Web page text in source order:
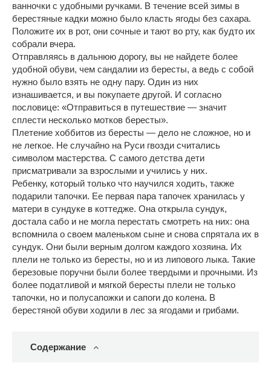
ванночки с удобными ручками. В течение всей зимы в
берестяные кадки можно было класть ягоды без сахара.
Положите их в рот, они сочные и тают во рту, как будто их
собрали вчера.
Отправляясь в дальнюю дорогу, вы не найдете более
удобной обуви, чем сандалии из бересты, а ведь с собой
нужно было взять не одну пару. Один из них
изнашивается, и вы покупаете другой. И согласно
пословице: «Отправиться в путешествие — значит
сплести несколько мотков бересты».
Плетение хоббитов из бересты — дело не сложное, но и
не легкое. Не случайно на Руси гвозди считались
символом мастерства. С самого детства дети
присматривали за взрослыми и учились у них.
Ребенку, который только что научился ходить, также
подарили тапочки. Ее первая пара тапочек хранилась у
матери в сундуке в коттедже. Она открыла сундук,
достала сабо и не могла перестать смотреть на них: она
вспомнила о своем маленьком сыне и снова спрятала их в
сундук. Они были верным долгом каждого хозяина. Их
плели не только из бересты, но и из липового лыка. Такие
березовые поручни были более твердыми и прочными. Из
более податливой и мягкой бересты плели не только
тапочки, но и полусапожки и сапоги до колена. В
берестяной обуви ходили в лес за ягодами и грибами.
Содержание